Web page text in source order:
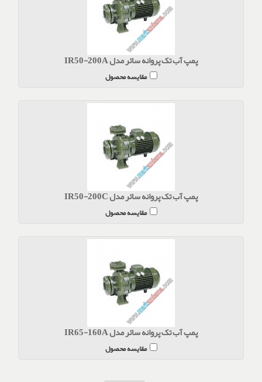
پمپ آب تک پروانه سائر مدل IR50-200A
مقایسه محصول
پمپ آب تک پروانه سائر مدل IR50-200C
مقایسه محصول
پمپ آب تک پروانه سائر مدل IR65-160A
مقایسه محصول